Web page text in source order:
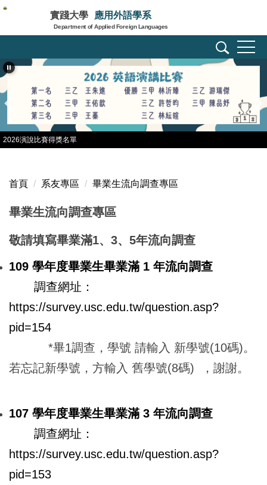
跳
主
內
區
實踐大學 應用外語學系
Department of Applied Foreign Languages
2026演說比賽得獎名單
首頁 系友專區 畢業生流向調查專區
畢業生流向調查專區
敬請填寫畢業滿1、3、5年流向調查
109 學年度畢業生畢業滿 1 年流向調查
調查網址：
https://survey.usc.edu.tw/question.asp?
pid=154
*畢1調查，學號 請輸入 新學號(10碼)。
若忘記新學號，方輸入 舊學號(8碼) ，謝謝。
107 學年度畢業生畢業滿 3 年流向調查
調查網址：
https://survey.usc.edu.tw/question.asp?
pid=153